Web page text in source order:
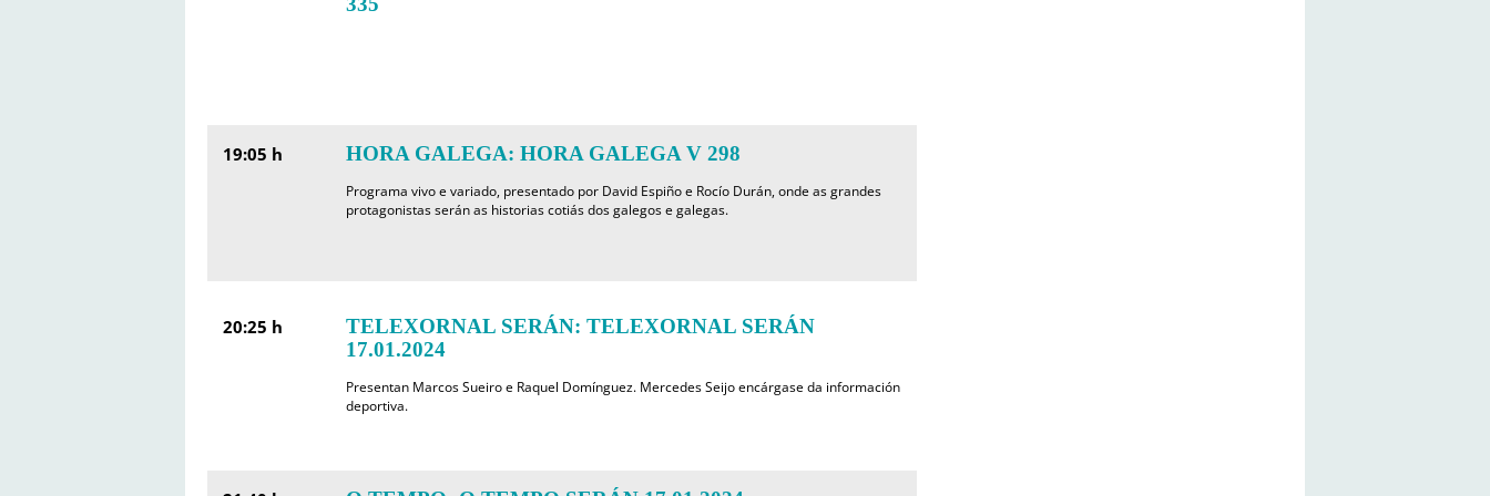
19:05 h HORA GALEGA: HORA GALEGA V 298
Programa vivo e variado, presentado por David Espiño e Rocío Durán, onde as grandes
protagonistas serán as historias cotiás dos galegos e galegas.
20:25 h
TELEXORNAL SERÁN: TELEXORNAL SERÁN
17.01.2024
Presentan Marcos Sueiro e Raquel Domínguez. Mercedes Seijo encárgase da información
deportiva.